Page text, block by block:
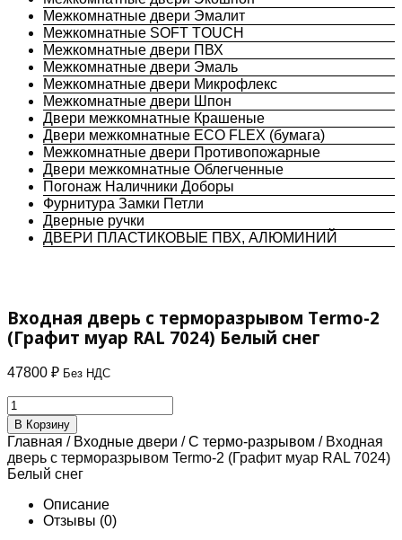
Межкомнатные двери Эмалит
Межкомнатные SOFT TOUCH
Межкомнатные двери ПВХ
Межкомнатные двери Эмаль
Межкомнатные двери Микрофлекс
Межкомнатные двери Шпон
Двери межкомнатные Крашеные
Двери межкомнатные ECO FLEX (бумага)
Межкомнатные двери Противопожарные
Двери межкомнатные Облегченные
Погонаж Наличники Доборы
Фурнитура Замки Петли
Дверные ручки
ДВЕРИ ПЛАСТИКОВЫЕ ПВХ, АЛЮМИНИЙ
Входная дверь с терморазрывом Termo-2
(Графит муар RAL 7024) Белый снег
47800 ₽ Без НДС
Количество
товара
Входная
дверь
с
терморазрывом
Termo-
В Корзину
Главная / Входные двери /С термо-разрывом / Входная
дверь с терморазрывом Termo-2 (Графит муар RAL 7024)
Белый снег
Описание
Отзывы (0)